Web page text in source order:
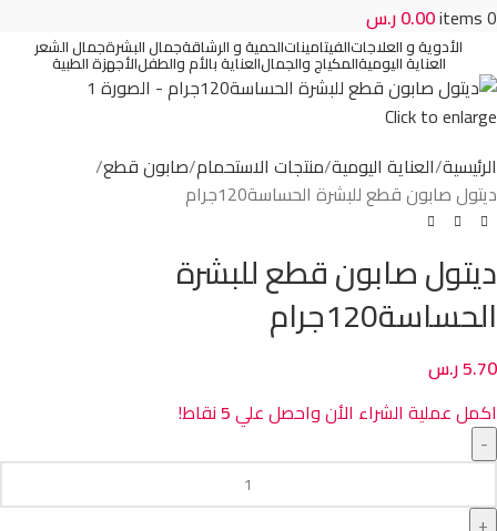
0
items
0.00ر.س
الأدوية و العلاجاتالفيتاميناتالحمية و الرشاقةجمال البشرةجمال الشعر
العناية اليوميةالمكياج والجمالالعناية بالأم والطفلالأجهزة الطبية
Click to enlarge
الرئيسية العناية اليومية منتجات الاستحمام صابون قطع
ديتول صابون قطع للبشرة الحساسة120جرام
ديتول صابون قطع للبشرة
الحساسة120جرام
5.70ر.س
اكمل عملية الشراء الأن واحصل علي5نقاط!